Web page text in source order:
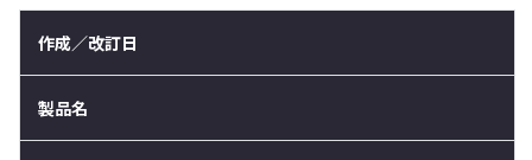
作成／改訂日
製品名